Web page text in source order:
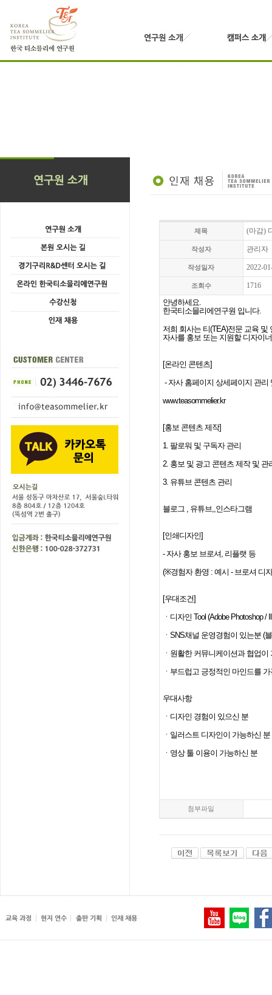
제목 (마감)
작성자 관리자
작성일자 2022-
조회수 1716
안녕하세요.
한국티소믈리에연구원 입니다.
저희 회사는 티(TEA)전문 교육 및
자사를 홍보 또는 지원할 디자이
[온라인 콘텐츠]
-자사 홈페이지 상세페이지 관리
www.teasommelier.kr
[홍보 콘텐츠 제작]
1. 팔로워 및 구독자 관리
2. 홍보 및 광고 콘텐츠 제작 및 관
3. 유튜브 콘텐츠 관리
블로그 , 유튜브,,인스타그램
[인쇄디자인]
-자사 홍보 브로셔, 리플랫 등
(※경험자 환영 : 예시 - 브로셔 디
[우대조건]
ㆍ디자인 Tool (Adobe Photoshop /
ㆍ SNS채널 운영경험이 있는분 (
ㆍ원활한 커뮤니케이션과 협업이
ㆍ부드럽고 긍정적인 마인드를
우대사항
ㆍ디자인 경험이 있으신 분
ㆍ일러스트 디자인이 가능하신 분
ㆍ영상 툴 이용이 가능하신 분
첨부파일